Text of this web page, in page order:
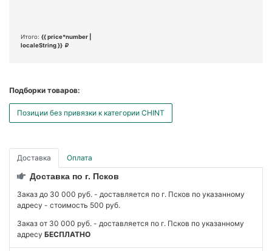
Итого: {{ price*number |
localeString }}
Подборки товаров:
Позиции без привязки к категории CHINT
Доставка Оплата
Доставка по г. Псков
Заказ до 30 000 руб. - доставляется по г. Псков по указанному
адресу - стоимость 500 руб.
Заказ от 30 000 руб. - доставляется по г. Псков по указанному
адресу БЕСПЛАТНО